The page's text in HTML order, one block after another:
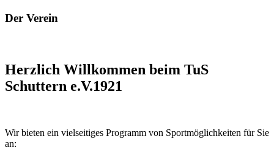
Der Verein
Herzlich Willkommen beim TuS
Schuttern e.V.1921
Wir bieten ein vielseitiges Programm von Sportmöglichkeiten für Sie
an: